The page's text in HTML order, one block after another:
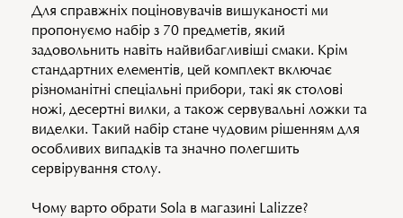
Для справжніх поціновувачів вишуканості ми
пропонуємо набір з 70 предметів, який
задовольнить навіть найвибагливіші смаки. Крім
стандартних елементів, цей комплект включає
різноманітні спеціальні прибори, такі як столові
ножі, десертні вилки, а також сервувальні ложки та
виделки. Такий набір стане чудовим рішенням для
особливих випадків та значно полегшить
сервірування столу.
Чому варто обрати Sola в магазині Lalizze?